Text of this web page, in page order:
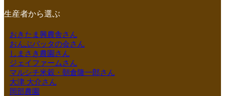
生産者から選ぶ
おきたま興農舎さん
おんぶバッタの会さん
しまさき農園さん
ジェイファームさん
マルシチ米穀・朝倉隆一郎さん
大津 大介さん
岡部農園